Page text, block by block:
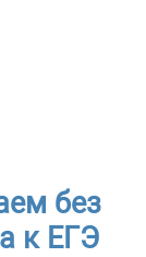
без
к ЕГЭ